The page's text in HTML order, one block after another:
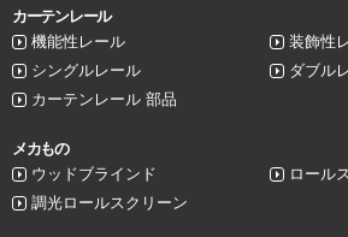
カーテンレール
機能性レール
装飾性
シングルレール
ダブル
カーテンレール 部品
メカもの
ウッドブラインド
ロール
調光ロールスクリーン